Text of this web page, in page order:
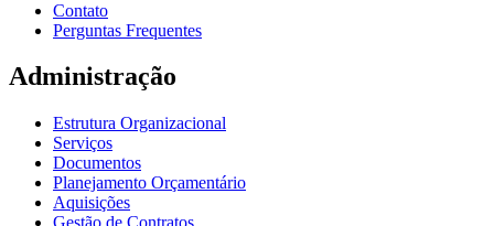
Contato
Perguntas Frequentes
Administração
Estrutura Organizacional
Serviços
Documentos
Planejamento Orçamentário
Aquisições